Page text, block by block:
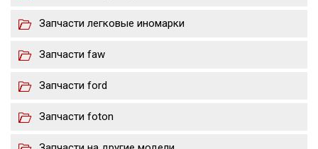
Запчасти легковые иномарки
Запчасти faw
Запчасти ford
Запчасти foton